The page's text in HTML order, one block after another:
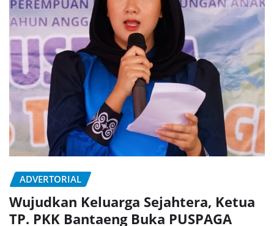
ADVERTORIAL
Wujudkan Keluarga Sejahtera, Ketua
TP. PKK Bantaeng Buka PUSPAGA